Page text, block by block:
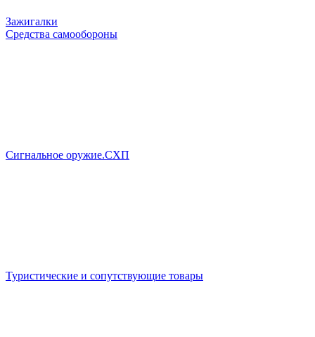
Зажигалки
Средства самообороны
Сигнальное оружие.СХП
Туристические и сопутствующие товары